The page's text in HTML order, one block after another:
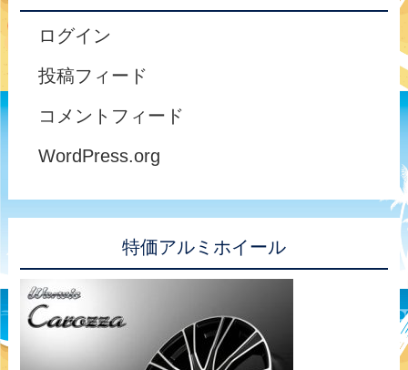
ログイン
投稿フィード
コメントフィード
WordPress.org
特価アルミホイール